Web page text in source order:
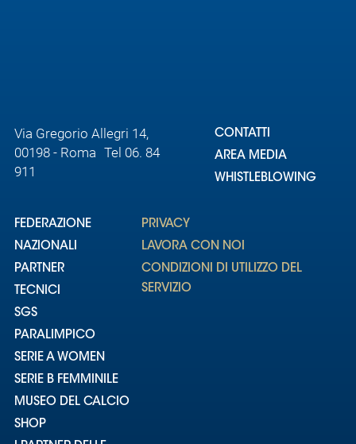
Via Gregorio Allegri 14,
00198 - Roma Tel 06. 84
911
CONTATTI
AREA MEDIA
WHISTLEBLOWING
FEDERAZIONE
NAZIONALI
PARTNER
TECNICI
SGS
PARALIMPICO
SERIE A WOMEN
SERIE B FEMMINILE
MUSEO DEL CALCIO
SHOP
PRIVACY
LAVORA CON NOI
CONDIZIONI DI UTILIZZO DEL
SERVIZIO